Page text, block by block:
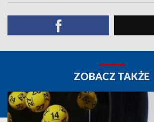
ZOBACZ TAKŻE